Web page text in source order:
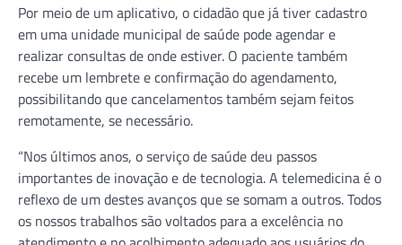
Por meio de um aplicativo, o cidadão que já tiver cadastro
em uma unidade municipal de saúde pode agendar e
realizar consultas de onde estiver. O paciente também
recebe um lembrete e confirmação do agendamento,
possibilitando que cancelamentos também sejam feitos
remotamente, se necessário.
“Nos últimos anos, o serviço de saúde deu passos
importantes de inovação e de tecnologia. A telemedicina é o
reflexo de um destes avanços que se somam a outros. Todos
os nossos trabalhos são voltados para a excelência no